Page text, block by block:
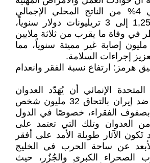
تستنزف مَعًا حوالي 4% من الناتج المحلي الإجمالي
العالمي، ما يعادل 1,25 إلى 3 تريليونات دولار سنوياً،
في وفاة ما يقرب من ثلاثة ملايين
وحوالي 395 مليون إصابة غير مميتة سنوياً، مما
إجراءات السلامة.
هرمز: ارتفاع نسبة الفقر وانعدام
الإنمائي أن يُهَدّد العدوان
الأمريكي الصهيوني ضد إيران بالتحاق 32 مليون شخص
بصفوف الفقراء، خصوصًا في الدول
العدوان وتلك التي تعتمد على
الآثار طويلة الأمد على أفقر
عن ساحة الحرب في الخليج
الصحراء الكبرى والجُزُر، حيث